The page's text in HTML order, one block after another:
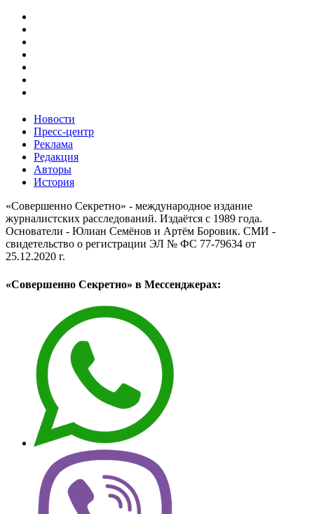
Новости
Пресс-центр
Реклама
Редакция
Авторы
История
«Совершенно Секретно» - международное издание
журналистских расследований. Издаётся с 1989 года.
Основатели - Юлиан Семёнов и Артём Боровик. CМИ -
свидетельство о регистрации ЭЛ № ФС 77-79634 от
25.12.2020 г.
«Совершенно Секретно» в Мессенджерах: